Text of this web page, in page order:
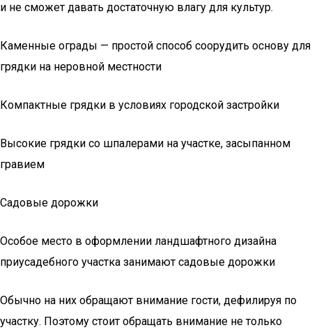
и не сможет давать достаточную влагу для культур.
Каменные ограды — простой способ соорудить основу для
грядки на неровной местности
Компактные грядки в условиях городской застройки
Высокие грядки со шпалерами на участке, засыпанном
гравием
Садовые дорожки
Особое место в оформлении ландшафтного дизайна
приусадебного участка занимают садовые дорожки
Обычно на них обращают внимание гости, дефилируя по
участку. Поэтому стоит обращать внимание не только